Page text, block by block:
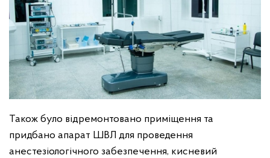
Також було відремонтовано приміщення та
придбано апарат ШВЛ для проведення
анестезіологічного забезпечення, кисневий